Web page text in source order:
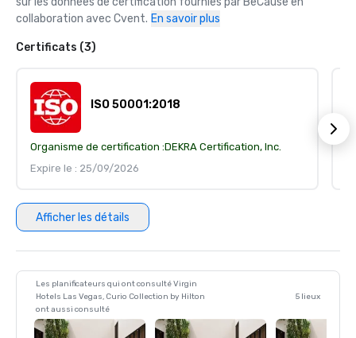
collaboration avec Cvent. En savoir plus
Certificats (3)
ISO 50001:2018
Organisme de certification :DEKRA Certification, Inc.
Expire le : 25/09/2026
Afficher les détails
Les planificateurs qui ont consulté Virgin
Hotels Las Vegas, Curio Collection by Hilton
ont aussi consulté
5 lieux